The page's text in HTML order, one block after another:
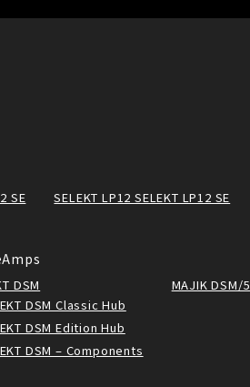
SE SELEKT LP12 SELEKT LP12 SE
DSM
DSM Classic Hub
DSM Edition Hub
DSM – Components
MAJIK DSM/5